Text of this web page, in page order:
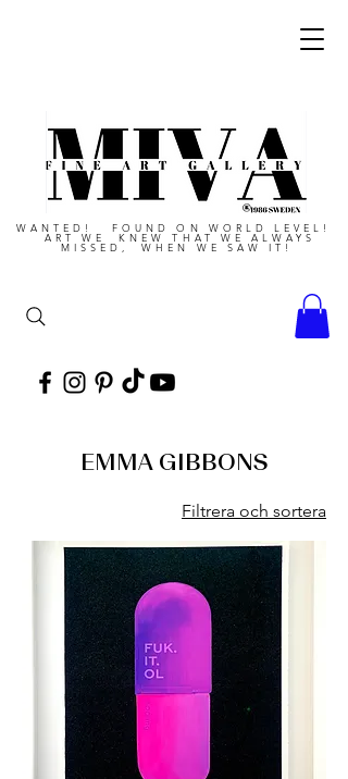
WANTED! FOUND ON WORLD LEVEL!
ART WE KNEW THAT WE ALWAYS
MISSED, WHEN WE SAW IT!
EMMA GIBBONS
Filtrera och sortera